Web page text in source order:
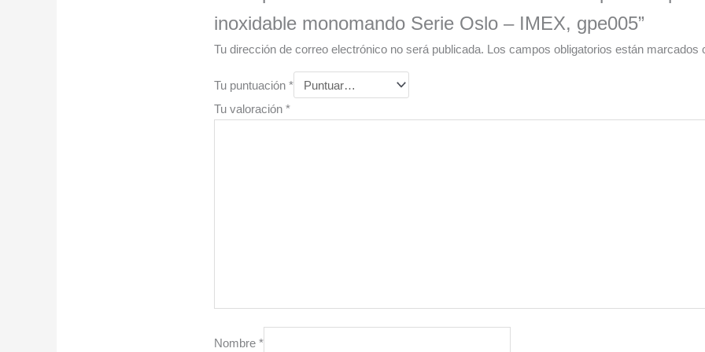
inoxidable monomando Serie Oslo – IMEX, gpe005”
Tu dirección de correo electrónico no será publicada. Los campos obligatorios están marcados
Tu puntuación*
Tu valoración*
Nombre*